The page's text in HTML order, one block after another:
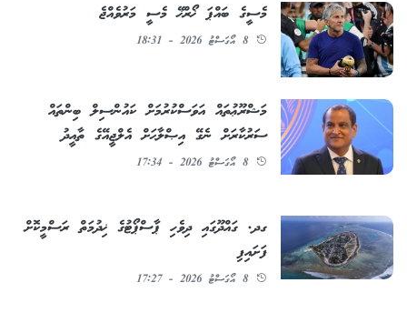
މެސީގެ ބައްޕަ ޚޯރްޚޭ މެސީ މަރުވެއްޖެ
8 އޯގަސްޓު 2026 - 18:31
މަޝްރޫޢުތައް އަވަސްކުރުމަށް ކައުންސިލް ބިންތައް
ސަރުކާރަށް ނެގޭ އިޞްލާޙަށް އެލްޖީއޭގެ ތާއީދު
8 އޯގަސްޓު 2026 - 17:34
ގދ. ގައްދޫގައި ދިވެހި ޕާސްޕޯޓުގެ ޚިދުމަތް ރަސްމީކޮށް
ފަށައިފި
8 އޯގަސްޓު 2026 - 17:27